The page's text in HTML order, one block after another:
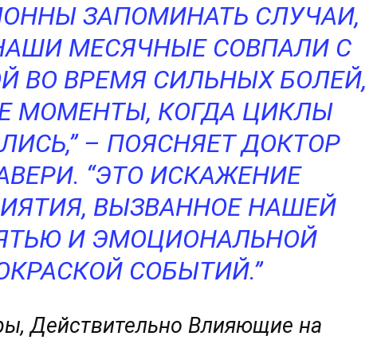
ЗАПОМИНАТЬ СЛУЧАИ,
МЕСЯЧНЫЕ СОВПАЛИ С
ВО ВРЕМЯ СИЛЬНЫХ БОЛЕЙ,
МОМЕНТЫ, КОГДА ЦИКЛЫ
– ПОЯСНЯЕТ ДОКТОР
“ЭТО ИСКАЖЕНИЕ
ВЫЗВАННОЕ НАШЕЙ
И ЭМОЦИОНАЛЬНОЙ
СОБЫТИЙ.”
Действительно Влияющие на